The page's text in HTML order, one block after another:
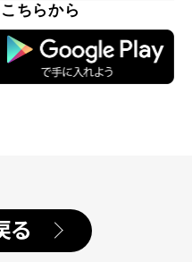
ちらから
る